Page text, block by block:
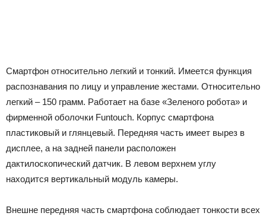
Смартфон относительно легкий и тонкий. Имеется функция
распознавания по лицу и управление жестами. Относительно
легкий – 150 грамм. Работает на базе «Зеленого робота» и
фирменной оболочки Funtouch. Корпус смартфона
пластиковый и глянцевый. Передняя часть имеет вырез в
дисплее, а на задней панели расположен
дактилоскопический датчик. В левом верхнем углу
находится вертикальный модуль камеры.
Внешне передняя часть смартфона соблюдает тонкости всех